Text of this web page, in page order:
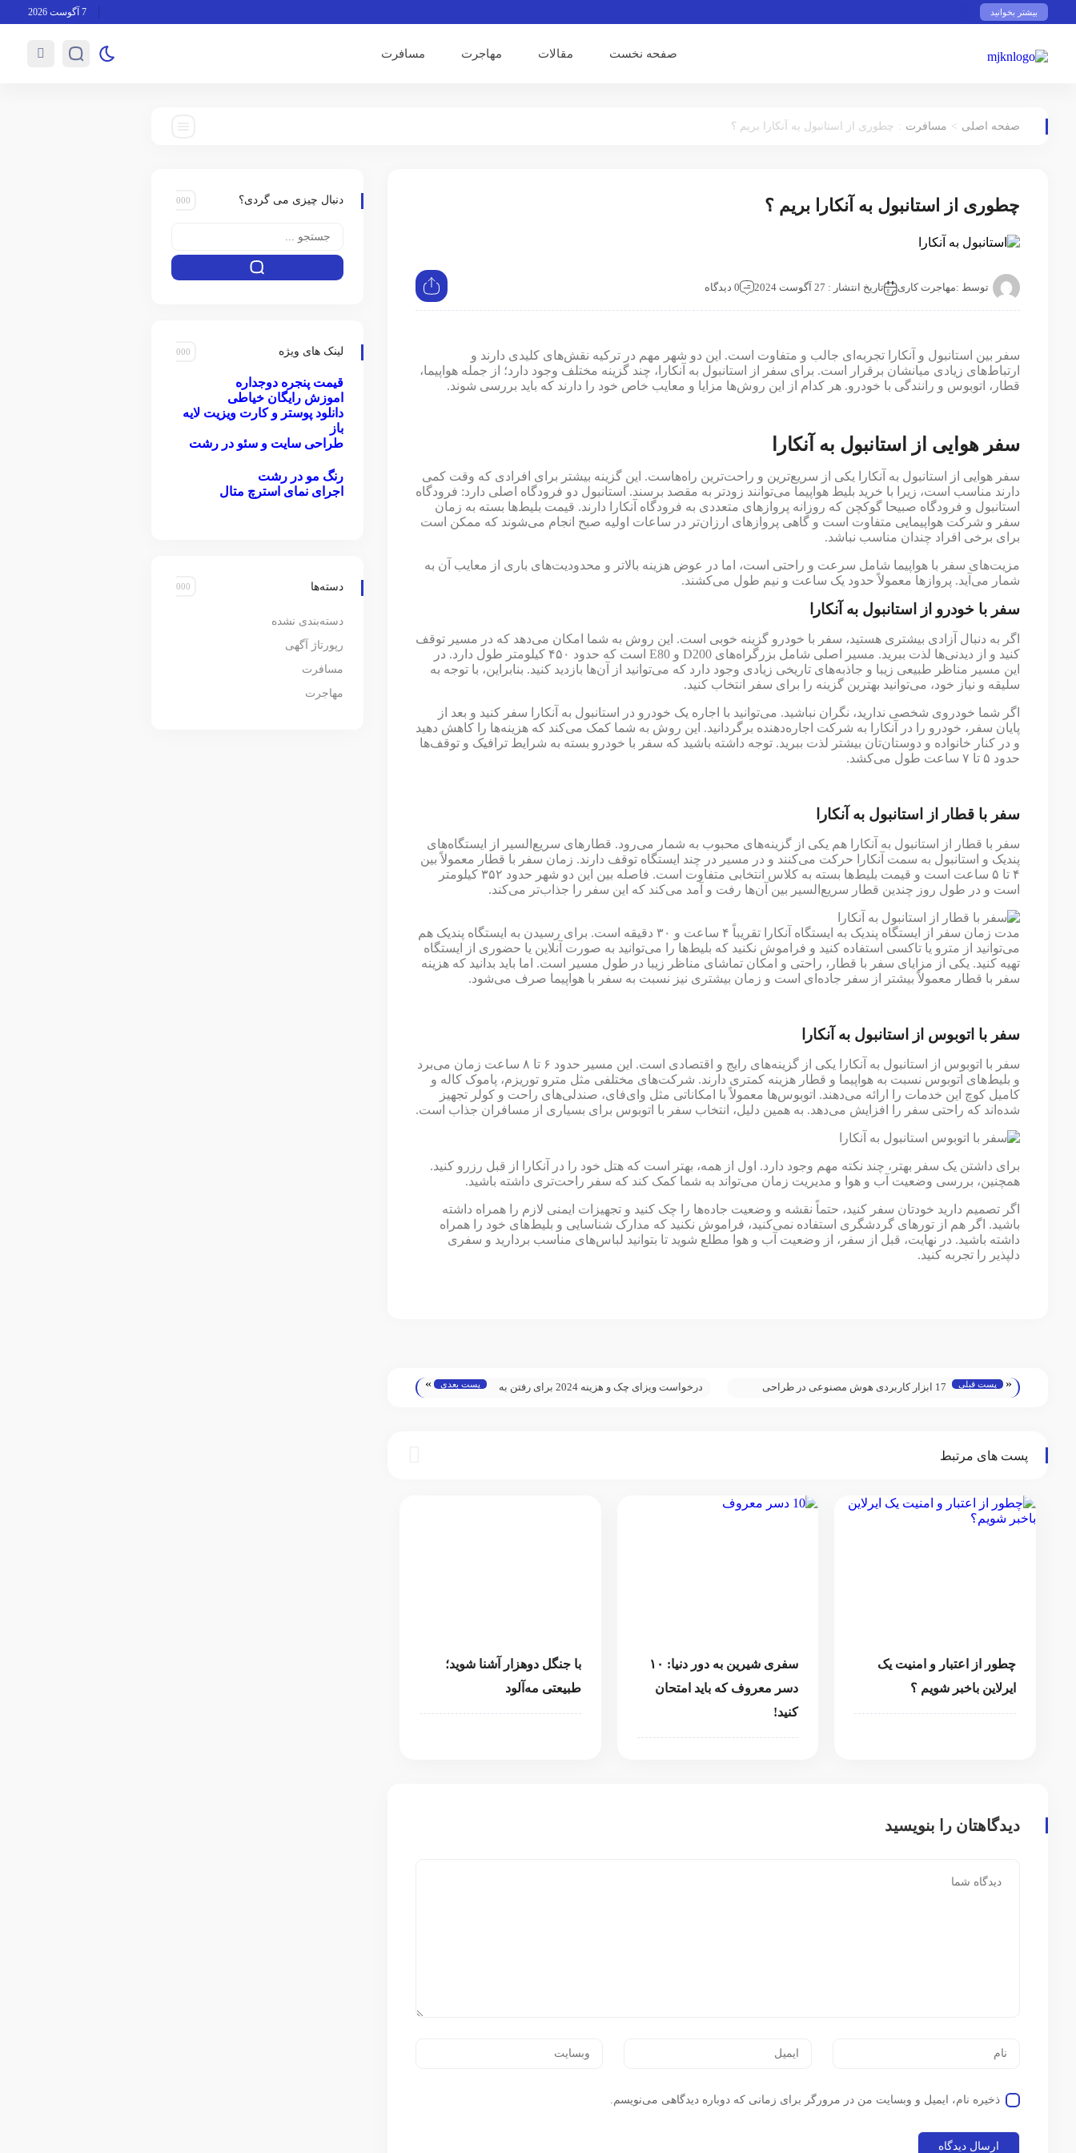
بیشتر بخوانید 7 آگوست 2026
صفحه نخست مقالات مهاجرت مسافرت
صفحه اصلی > مسافرت : چطوری از استانبول به آنکارا بریم ؟
چطوری از استانبول به آنکارا بریم ؟
توسط :مهاجرت کاری تاریخ انتشار : 27 آگوست 2024 0 دیدگاه
سفر بین استانبول و آنکارا تجربه‌ای جالب و متفاوت است. این دو شهر مهم در ترکیه نقش‌های کلیدی دارند و
ارتباط‌های زیادی میانشان برقرار است. برای سفر از استانبول به آنکارا، چند گزینه مختلف وجود دارد؛ از جمله هواپیما،
قطار، اتوبوس و رانندگی با خودرو. هر کدام از این روش‌ها مزایا و معایب خاص خود را دارند که باید بررسی شوند.
سفر هوایی از استانبول به آنکارا
سفر هوایی از استانبول به آنکارا یکی از سریع‌ترین و راحت‌ترین راه‌هاست. این گزینه بیشتر برای افرادی که وقت کمی
دارند مناسب است، زیرا با خرید بلیط هواپیما می‌توانند زودتر به مقصد برسند. استانبول دو فرودگاه اصلی دارد: فرودگاه
استانبول و فرودگاه صبیحا گوکچن که روزانه پروازهای متعددی به فرودگاه آنکارا دارند. قیمت بلیط‌ها بسته به زمان
سفر و شرکت هواپیمایی متفاوت است و گاهی پروازهای ارزان‌تر در ساعات اولیه صبح انجام می‌شوند که ممکن است
برای برخی افراد چندان مناسب نباشد.
مزیت‌های سفر با هواپیما شامل سرعت و راحتی است، اما در عوض هزینه بالاتر و محدودیت‌های باری از معایب آن به
شمار می‌آید. پروازها معمولاً حدود یک ساعت و نیم طول می‌کشند.
سفر با خودرو از استانبول به آنکارا
اگر به دنبال آزادی بیشتری هستید، سفر با خودرو گزینه خوبی است. این روش به شما امکان می‌دهد که در مسیر توقف
کنید و از دیدنی‌ها لذت ببرید. مسیر اصلی شامل بزرگراه‌های D200 و E80 است که حدود ۴۵۰ کیلومتر طول دارد. در
این مسیر مناظر طبیعی زیبا و جاذبه‌های تاریخی زیادی وجود دارد که می‌توانید از آن‌ها بازدید کنید. بنابراین، با توجه به
سلیقه و نیاز خود، می‌توانید بهترین گزینه را برای سفر انتخاب کنید.
اگر شما خودروی شخصی ندارید، نگران نباشید. می‌توانید با اجاره یک خودرو در استانبول به آنکارا سفر کنید و بعد از
پایان سفر، خودرو را در آنکارا به شرکت اجاره‌دهنده برگردانید. این روش به شما کمک می‌کند که هزینه‌ها را کاهش دهید
و در کنار خانواده و دوستان‌تان بیشتر لذت ببرید. توجه داشته باشید که سفر با خودرو بسته به شرایط ترافیک و توقف‌ها
حدود ۵ تا ۷ ساعت طول می‌کشد.
سفر با قطار از استانبول به آنکارا
سفر با قطار از استانبول به آنکارا هم یکی از گزینه‌های محبوب به شمار می‌رود. قطارهای سریع‌السیر از ایستگاه‌های
پندیک و استانبول به سمت آنکارا حرکت می‌کنند و در مسیر در چند ایستگاه توقف دارند. زمان سفر با قطار معمولاً بین
۴ تا ۵ ساعت است و قیمت بلیط‌ها بسته به کلاس انتخابی متفاوت است. فاصله بین این دو شهر حدود ۳۵۲ کیلومتر
است و در طول روز چندین قطار سریع‌السیر بین آن‌ها رفت و آمد می‌کند که این سفر را جذاب‌تر می‌کند.
مدت زمان سفر از ایستگاه پندیک به ایستگاه آنکارا تقریباً ۴ ساعت و ۳۰ دقیقه است. برای رسیدن به ایستگاه پندیک هم
می‌توانید از مترو یا تاکسی استفاده کنید و فراموش نکنید که بلیط‌ها را می‌توانید به صورت آنلاین یا حضوری از ایستگاه
تهیه کنید. یکی از مزایای سفر با قطار، راحتی و امکان تماشای مناظر زیبا در طول مسیر است. اما باید بدانید که هزینه
سفر با قطار معمولاً بیشتر از سفر جاده‌ای است و زمان بیشتری نیز نسبت به سفر با هواپیما صرف می‌شود.
سفر با اتوبوس از استانبول به آنکارا
سفر با اتوبوس از استانبول به آنکارا یکی از گزینه‌های رایج و اقتصادی است. این مسیر حدود ۶ تا ۸ ساعت زمان می‌برد
و بلیط‌های اتوبوس نسبت به هواپیما و قطار هزینه کمتری دارند. شرکت‌های مختلفی مثل مترو توریزم، پاموک کاله و
کامیل کوچ این خدمات را ارائه می‌دهند. اتوبوس‌ها معمولاً با امکاناتی مثل وای‌فای، صندلی‌های راحت و کولر تجهیز
شده‌اند که راحتی سفر را افزایش می‌دهد. به همین دلیل، انتخاب سفر با اتوبوس برای بسیاری از مسافران جذاب است.
برای داشتن یک سفر بهتر، چند نکته مهم وجود دارد. اول از همه، بهتر است که هتل خود را در آنکارا از قبل رزرو کنید.
همچنین، بررسی وضعیت آب و هوا و مدیریت زمان می‌تواند به شما کمک کند که سفر راحت‌تری داشته باشید.
اگر تصمیم دارید خودتان سفر کنید، حتماً نقشه و وضعیت جاده‌ها را چک کنید و تجهیزات ایمنی لازم را همراه داشته
باشید. اگر هم از تورهای گردشگری استفاده نمی‌کنید، فراموش نکنید که مدارک شناسایی و بلیط‌های خود را همراه
داشته باشید. در نهایت، قبل از سفر، از وضعیت آب و هوا مطلع شوید تا بتوانید لباس‌های مناسب بردارید و سفری
دلپذیر را تجربه کنید.
« پست قبلی
17 ابزار کاربردی هوش مصنوعی در طراحی
درخواست ویزای چک و هزینه 2024 برای رفتن به
پست بعدی »
پست های مرتبط
چطور از اعتبار و امنیت یک
ایرلاین باخبر شویم ؟
سفری شیرین به دور دنیا: ۱۰
دسر معروف که باید امتحان
کنید!
با جنگل دوهزار آشنا شوید؛
طبیعتی مه‌آلود
دیدگاهتان را بنویسید
ذخیره نام، ایمیل و وبسایت من در مرورگر برای زمانی که دوباره دیدگاهی می‌نویسم.
دنبال چیزی می گردی؟
لینک های ویژه
قیمت پنجره دوجداره
اموزش رایگان خیاطی
دانلود پوستر و کارت ویزیت لایه
باز
طراحی سایت و سئو در رشت
رنگ مو در رشت
اجرای نمای استرچ متال
دسته‌ها
دسته‌بندی نشده
رپورتاژ آگهی
مسافرت
مهاجرت